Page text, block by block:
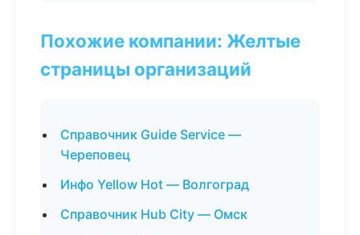
Похожие компании: Желтые
страницы организаций
Справочник Guide Service —
Череповец
Инфо Yellow Hot — Волгоград
Справочник Hub City — Омск